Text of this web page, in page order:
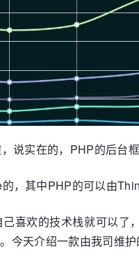
说实在的，PHP的后台框
，其中PHP的可以由
喜欢的技术栈就可以
今天介绍一款由我司维护